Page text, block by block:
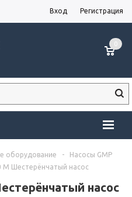
Вход Регистрация
0
оборудование -
Насосы GMP
M Шестерёнчатый насос
насос